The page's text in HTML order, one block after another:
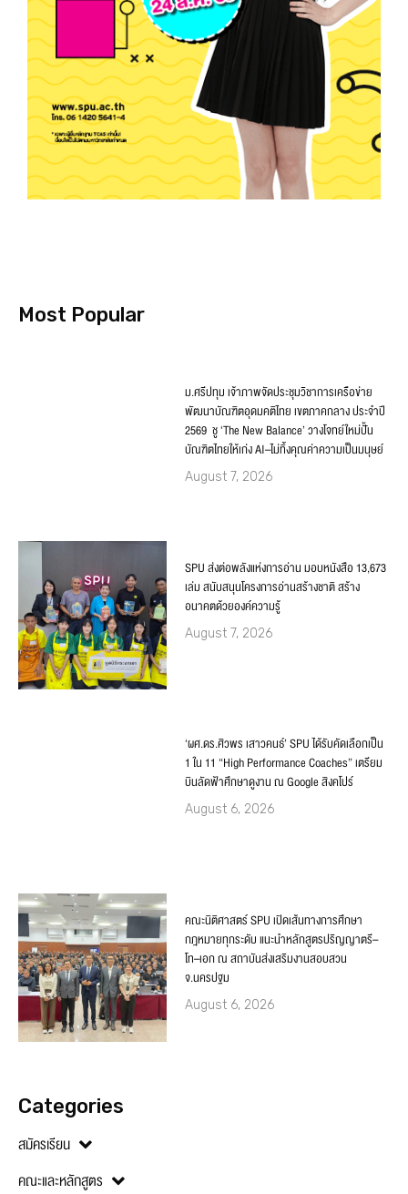
Most Popular
ม.ศรีปทุม เจ้าภาพจัดประชุมวิชาการเครือข่าย
พัฒนาบัณฑิตอุดมคติไทย เขตภาคกลาง ประจำปี
2569 ชู ‘The New Balance’ วางโจทย์ใหม่ปั้น
บัณฑิตไทยให้เก่ง AI–ไม่ทิ้งคุณค่าความเป็นมนุษย์
August 7, 2026
SPU ส่งต่อพลังแห่งการอ่าน มอบหนังสือ 13,673
เล่ม สนับสนุนโครงการอ่านสร้างชาติ สร้าง
อนาคตด้วยองค์ความรู้
August 7, 2026
‘ผศ.ดร.ศิวพร เสาวคนธ์’ SPU ได้รับคัดเลือกเป็น
1 ใน 11 “High Performance Coaches” เตรียม
บินลัดฟ้าศึกษาดูงาน ณ Google สิงคโปร์
August 6, 2026
คณะนิติศาสตร์ SPU เปิดเส้นทางการศึกษา
กฎหมายทุกระดับ แนะนำหลักสูตรปริญญาตรี–
โท–เอก ณ สถาบันส่งเสริมงานสอบสวน
จ.นครปฐม
August 6, 2026
Categories
สมัครเรียน
คณะและหลักสูตร